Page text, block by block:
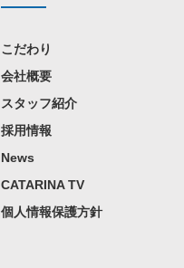
こだわり
会社概要
スタッフ紹介
採用情報
News
CATARINA TV
個人情報保護方針